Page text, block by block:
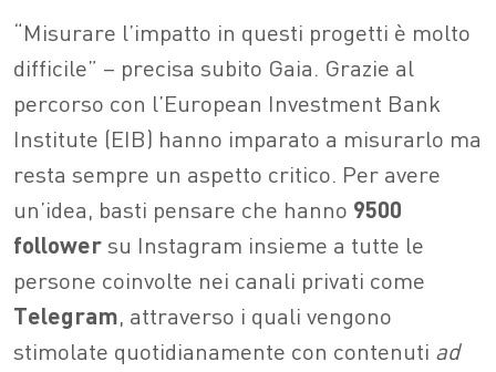
“Misurare l’impatto in questi progetti è molto
difficile” – precisa subito Gaia. Grazie al
percorso con l’European Investment Bank
Institute (EIB) hanno imparato a misurarlo ma
resta sempre un aspetto critico. Per avere
un’idea, basti pensare che hanno 9500
followersu Instagram insieme a tutte le
persone coinvolte nei canali privati come
Telegram, attraverso i quali vengono
stimolate quotidianamente con contenuti ad